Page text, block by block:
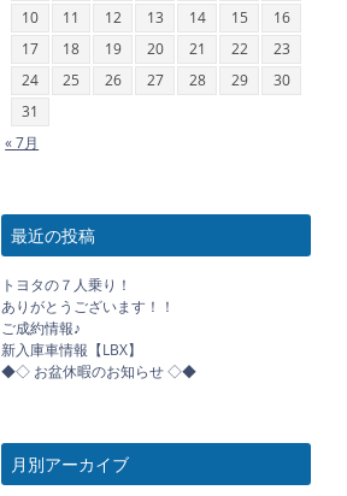
10
11 12 13 14 15
16
17
18 19 20 21 22
23
24
25 26 27 28 29
30
31
« 7月
最近の投稿
トヨタの７人乗り！
ありがとうございます！！
ご成約情報♪
新入庫車情報【LBX】
◆◇ お盆休暇のお知らせ ◇◆
月別アーカイブ